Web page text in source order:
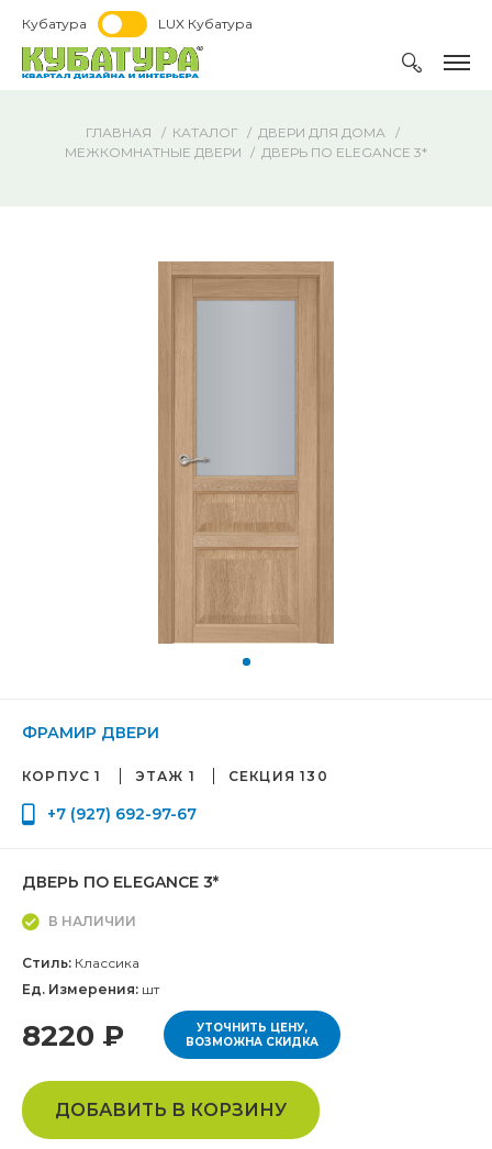
Кубатура LUX Кубатура
ГЛАВНАЯ КАТАЛОГ
ДВЕРИ ДЛЯ ДОМА
МЕЖКОМНАТНЫЕ ДВЕРИ
ДВЕРЬ ПО ELEGANCE 3*
ФРАМИР ДВЕРИ
КОРПУС 1 ЭТАЖ 1 СЕКЦИЯ 130
+7 (927) 692-97-67
ДВЕРЬ ПО ELEGANCE 3*
В НАЛИЧИИ
Стиль: Классика
Ед. Измерения: шт
8220 ₽
УТОЧНИТЬ ЦЕНУ,
ВОЗМОЖНА СКИДКА
ДОБАВИТЬ В КОРЗИНУ